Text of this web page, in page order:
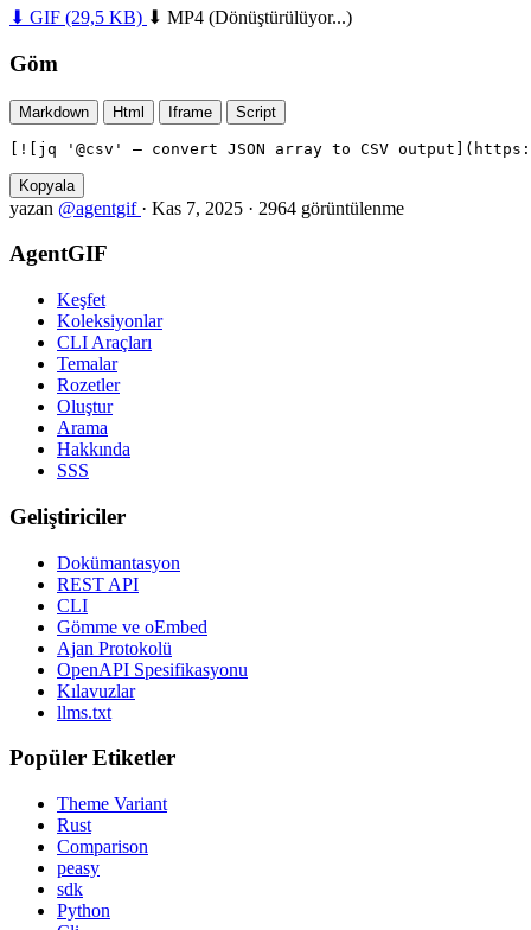
⬇ GIF (29,5 KB) ⬇ MP4 (Dönüştürülüyor...)
Göm
Markdown Html Iframe Script
[![jq '@csv' — convert JSON array to CSV
Kopyala
yazan @agentgif · Kas 7, 2025 · 2964 görüntülenme
AgentGIF
Keşfet
Koleksiyonlar
CLI Araçları
Temalar
Rozetler
Oluştur
Arama
Hakkında
SSS
Geliştiriciler
Dokümantasyon
REST API
CLI
Gömme ve oEmbed
Ajan Protokolü
OpenAPI Spesifikasyonu
Kılavuzlar
llms.txt
Popüler Etiketler
Theme Variant
Rust
Comparison
peasy
sdk
Python